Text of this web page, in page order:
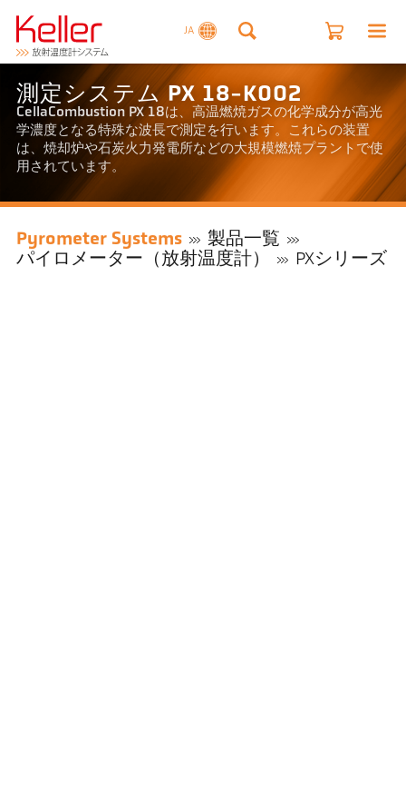
JA
測定システム PX 18-K002
CellaCombustion PX 18は、高温燃焼ガスの化学成分が高光
学濃度となる特殊な波長で測定を行います。これらの装置
は、焼却炉や石炭火力発電所などの大規模燃焼プラントで使
用されています。
Pyrometer Systems
製品一覧
パイロメーター（放射温度計）
PXシリーズ